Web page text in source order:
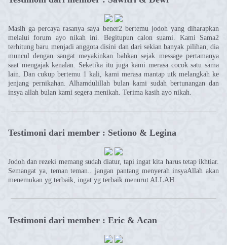
Masih ga percaya rasanya saya bener2 bertemu jodoh yang diharapkan
melalui forum ayo nikah ini. Begitupun calon suami. Kami Sama2
terhitung baru menjadi anggota disini dan dari sekian banyak pilihan, dia
muncul dengan sangat meyakinkan bahkan sejak message pertamanya
saat mengajak kenalan. Seketika itu juga kami merasa cocok satu sama
lain. Dan cukup bertemu 1 kali, kami merasa mantap utk melangkah ke
jenjang pernikahan. Alhamdulillah bulan kami sudah bertunangan dan
insya allah bulan kami segera menikah. Terima kasih ayo nikah.
Testimoni dari member : Setiono & Legina
Jodoh dan rezeki memang sudah diatur, tapi ingat kita harus tetap ikhtiar.
Semangat ya, teman teman.. jangan pantang menyerah insyaAllah akan
menemukan yg terbaik, ingat yg terbaik menurut ALLAH.
Testimoni dari member : Eric & Acan